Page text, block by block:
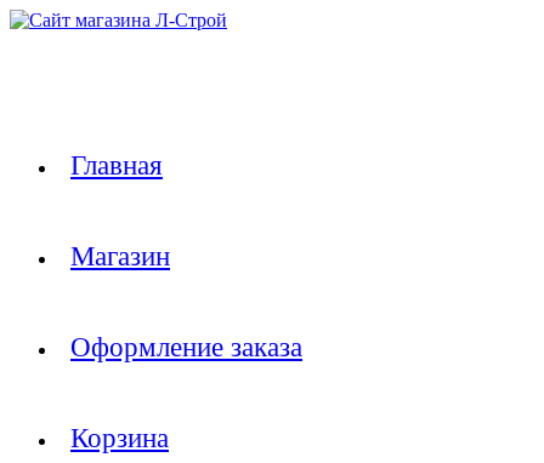
Перейти
Главная
Магазин
Оформление заказа
Корзина